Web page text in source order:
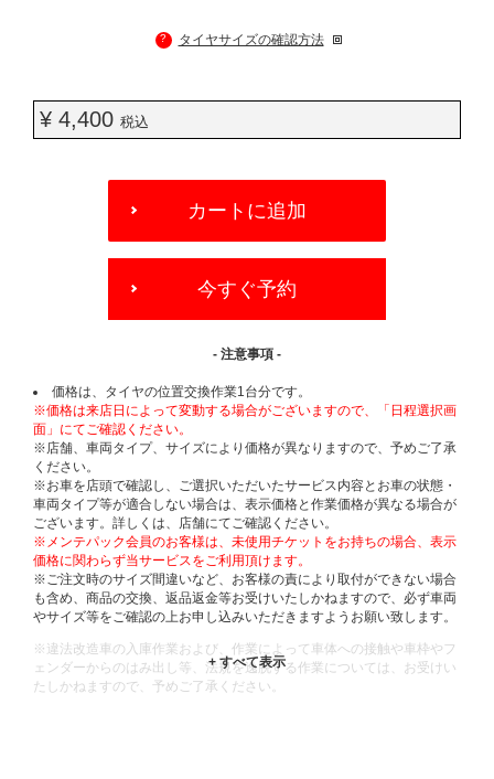
? タイヤサイズの確認方法
¥ 4,400 税込
OPTIONS
カートに追加
今すぐ予約
- 注意事項 -
価格は、タイヤの位置交換作業1台分です。
※価格は来店日によって変動する場合がございますので、「日程選択画
面」にてご確認ください。
※店舗、車両タイプ、サイズにより価格が異なりますので、予めご了承
ください。
※お車を店頭で確認し、ご選択いただいたサービス内容とお車の状態・
車両タイプ等が適合しない場合は、表示価格と作業価格が異なる場合が
ございます。詳しくは、店舗にてご確認ください。
※メンテパック会員のお客様は、未使用チケットをお持ちの場合、表示
価格に関わらず当サービスをご利用頂けます。
※ご注文時のサイズ間違いなど、お客様の責により取付ができない場合
も含め、商品の交換、返品返金等お受けいたしかねますので、必ず車両
やサイズ等をご確認の上お申し込みいただきますようお願い致します。
※違法改造車の入庫作業および、作業によって車体への接触や車枠やフ
ェンダーからのはみ出し等、法規を逸脱する作業については、お受けい
たしかねますので、予めご了承ください。